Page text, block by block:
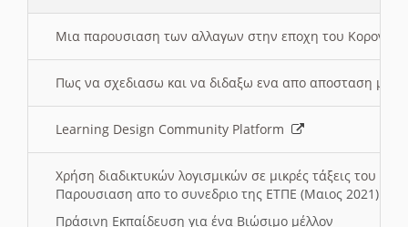
Μια παρουσιαση των αλλαγων στην εποχη του
Πως να σχεδιασω και να διδαξω ενα απο αποσταση
Learning Design Community Platform
Χρήση διαδικτυκών λογισμικών σε μικρές τάξεις του
Παρουσιαση απο το συνεδριο της ΕΤΠΕ (Μαιος 2021)
Πράσινη Εκπαίδευση για ένα Βιώσιμο μέλλον